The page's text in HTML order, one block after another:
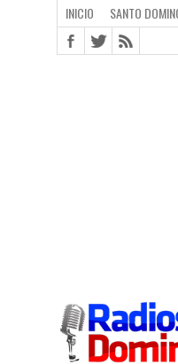
INICIO SANTO